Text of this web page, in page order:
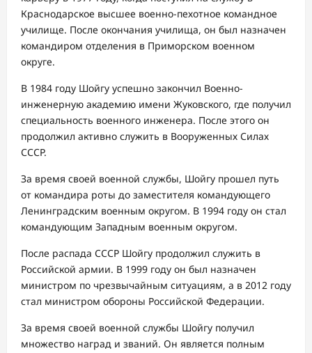
Краснодарское высшее военно-пехотное командное
училище. После окончания училища, он был назначен
командиром отделения в Приморском военном
округе.
В 1984 году Шойгу успешно закончил Военно-
инженерную академию имени Жуковского, где получил
специальность военного инженера. После этого он
продолжил активно служить в Вооруженных Силах
СССР.
За время своей военной службы, Шойгу прошел путь
от командира роты до заместителя командующего
Ленинградским военным округом. В 1994 году он стал
командующим Западным военным округом.
После распада СССР Шойгу продолжил служить в
Российской армии. В 1999 году он был назначен
министром по чрезвычайным ситуациям, а в 2012 году
стал министром обороны Российской Федерации.
За время своей военной службы Шойгу получил
множество наград и званий. Он является полным